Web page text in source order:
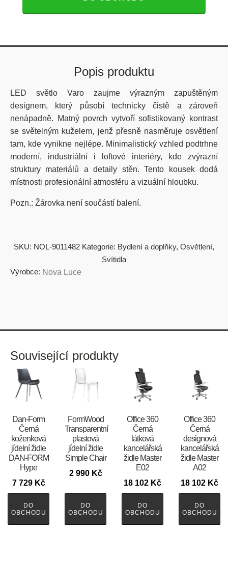
Popis produktu
LED světlo Varo zaujme výrazným zapuštěným
designem, který působí technicky čistě a zároveň
nenápadně. Matný povrch vytvoří sofistikovaný kontrast
se světelným kuželem, jenž přesně nasměruje osvětlení
tam, kde vynikne nejlépe. Minimalistický vzhled podtrhne
moderní, industriální i loftové interiéry, kde zvýrazní
struktury materiálů a detaily stěn. Tento kousek dodá
místnosti profesionální atmosféru a vizuální hloubku.
Pozn.: Žárovka není součástí balení.
SKU: NOL-9011482 Kategorie: Bydlení a doplňky, Osvětlení,
Svítidla
Výrobce: Nova Luce
Související produkty
​​​​​Dan-Form
Černá
koženková
jídelní židle
DAN-FORM
Hype
7 729 Kč
DO
OBCHODU
FormWood
Transparentní
plastová
jídelní židle
Simple Chair
2 990 Kč
DO
OBCHODU
Office 360
Černá
látková
kancelářská
židle Master
E02
18 102 Kč
DO
OBCHODU
Office 360
Černá
designová
kancelářská
židle Master
A02
18 102 Kč
DO
OBCHODU